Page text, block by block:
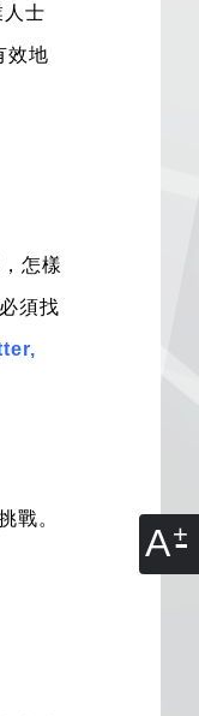
A
士
效地
怎樣
須找
戰。